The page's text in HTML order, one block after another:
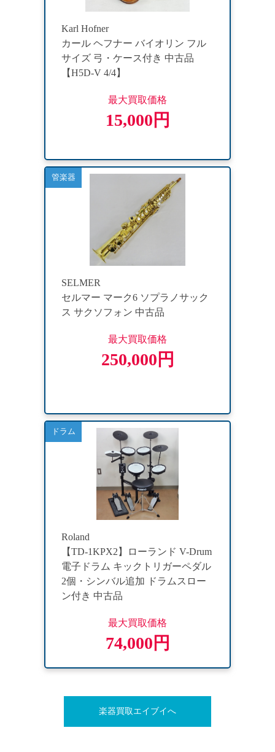
Karl Hofner
カール ヘフナー バイオリン フル
サイズ 弓・ケース付き 中古品
【H5D-V 4/4】
最大買取価格
15,000円
管楽器
SELMER
セルマー マーク6 ソプラノサック
ス サクソフォン 中古品
最大買取価格
250,000円
ドラム
Roland
【TD-1KPX2】ローランド V-Drum
電子ドラム キックトリガーペダル
2個・シンバル追加 ドラムスロー
ン付き 中古品
最大買取価格
74,000円
楽器買取エイブイへ